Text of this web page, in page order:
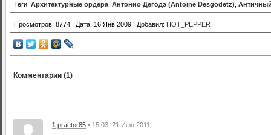
Теги: Архитектурные ордера Антонио Дегодэ (Antoine Desgodetz)
Просмотров: 8774 | Дата: 16 Янв 2009 | Добавил: HOT_PEPPER
Комментарии (1)
1 praetor85 • 15:03, 21 Июн 2011